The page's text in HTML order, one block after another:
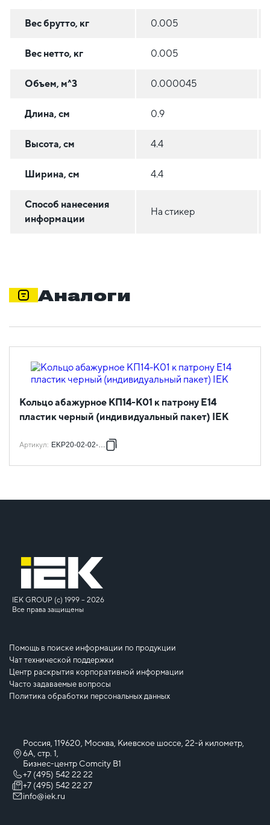
Вес брутто, кг 0.005
Вес нетто, кг 0.005
Объем, м^3 0.000045
Длина, см 0.9
Высота, см 4.4
Ширина, см 4.4
Способ нанесения
информации
На стикер
Аналоги
Кольцо абажурное КП14-К01 к патрону Е14
пластик черный (индивидуальный пакет) IEK
Артикул: EKP20-02-02-K02
IEK GROUP (c) 1999 – 2026
Все права защищены
Помощь в поиске информации по продукции
Чат технической поддержки
Центр раскрытия корпоративной информации
Часто задаваемые вопросы
Политика обработки персональных данных
Россия, 119620, Москва, Киевское шоссе, 22-й километр,
6А, стр. 1,
Бизнес-центр Comcity B1
+7 (495) 542 22 22
+7 (495) 542 22 27
info@iek.ru